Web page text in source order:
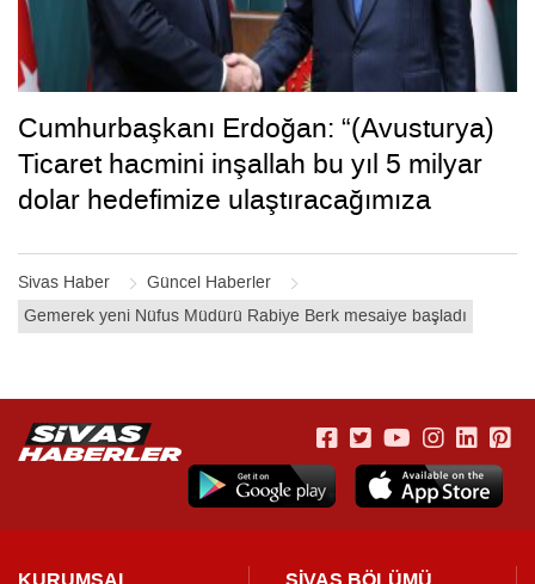
Sivas Haber
Güncel Haberler
Gemerek yeni Nüfus Müdürü Rabiye Berk mesaiye başladı
Cumhurbaşkanı Erdoğan: “(Avusturya)
Ticaret hacmini inşallah bu yıl 5 milyar
dolar hedefimize ulaştıracağımıza